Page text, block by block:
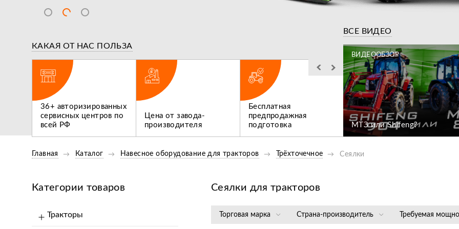
КАКАЯ ОТ НАС ПОЛЬЗА
36+ авторизированных
сервисных центров по
всей РФ
Цена от завода-
производителя
Бесплатная
предпродажная
подготовка
Льготное
послегарантийное
обслуживание
ВСЕ ВИДЕО
Обзор Опрыскивателей
Flagman 300/1 И Flagman
400/1
Нам нужен коммунальный
трактор
ВИДЕООБЗОР
МТЗ или Shifeng?
Главная Каталог Навесное оборудование для тракторов Трёхточечное Сеялки
Категории товаров
Тракторы
Сеялки для тракторов
Торговая марка Страна-производитель Требуемая